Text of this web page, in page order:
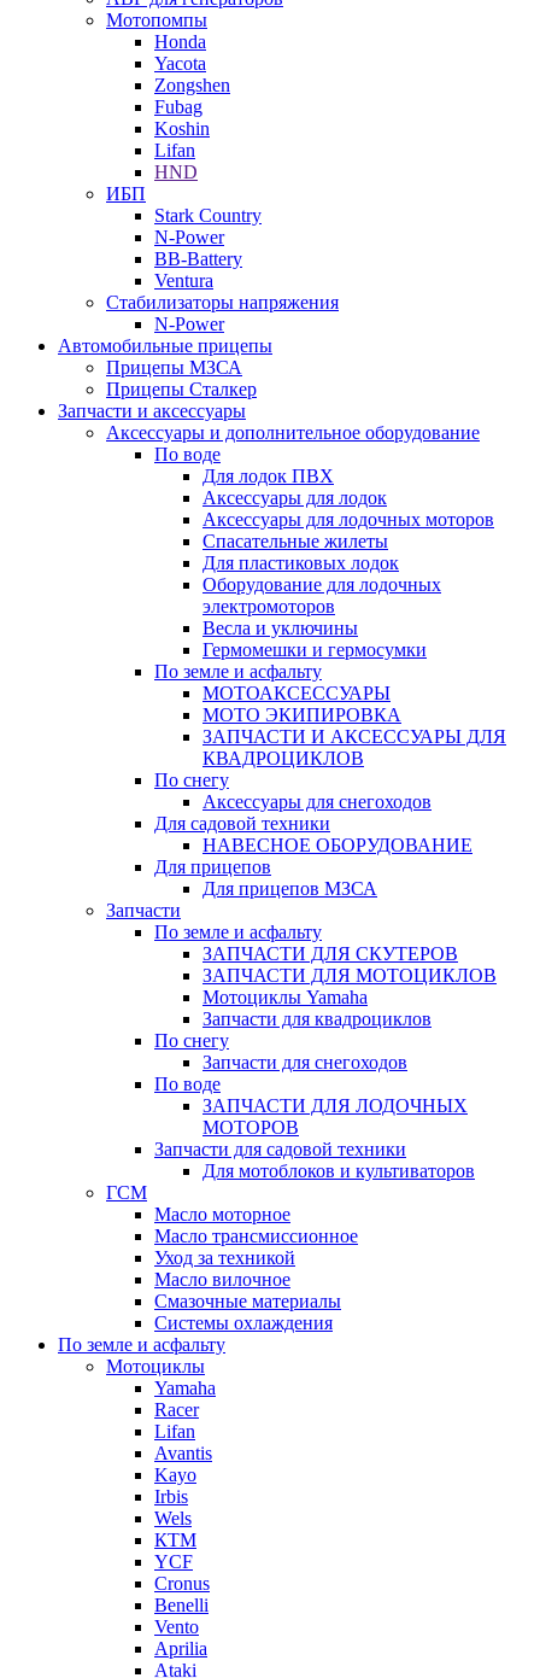
Мотопомпы
Honda
Yacota
Zongshen
Fubag
Koshin
Lifan
HND
ИБП
Stark Country
N-Power
BB-Battery
Ventura
Стабилизаторы напряжения
N-Power
Автомобильные прицепы
Прицепы МЗСА
Прицепы Сталкер
Запчасти и аксессуары
Аксессуары и дополнительное оборудование
По воде
Для лодок ПВХ
Аксессуары для лодок
Аксессуары для лодочных моторов
Спасательные жилеты
Для пластиковых лодок
Оборудование для лодочных
электромоторов
Весла и уключины
Гермомешки и гермосумки
По земле и асфальту
МОТОАКСЕССУАРЫ
МОТО ЭКИПИРОВКА
ЗАПЧАСТИ И АКСЕССУАРЫ ДЛЯ
КВАДРОЦИКЛОВ
По снегу
Аксессуары для снегоходов
Для садовой техники
НАВЕСНОЕ ОБОРУДОВАНИЕ
Для прицепов
Для прицепов МЗСА
Запчасти
По земле и асфальту
ЗАПЧАСТИ ДЛЯ СКУТЕРОВ
ЗАПЧАСТИ ДЛЯ МОТОЦИКЛОВ
Мотоциклы Yamaha
Запчасти для квадроциклов
По снегу
Запчасти для снегоходов
По воде
ЗАПЧАСТИ ДЛЯ ЛОДОЧНЫХ
МОТОРОВ
Запчасти для садовой техники
Для мотоблоков и культиваторов
ГСМ
Масло моторное
Масло трансмиссионное
Уход за техникой
Масло вилочное
Смазочные материалы
Системы охлаждения
По земле и асфальту
Мотоциклы
Yamaha
Racer
Lifan
Avantis
Kayo
Irbis
Wels
КТМ
YCF
Cronus
Benelli
Vento
Aprilia
Ataki